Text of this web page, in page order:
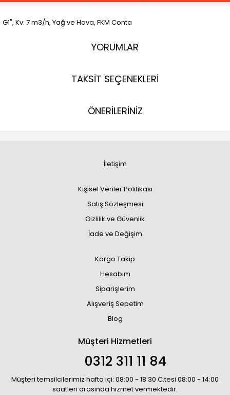
G1", Kv: 7 m3/h, Yağ ve Hava, FKM Conta
YORUMLAR
TAKSİT SEÇENEKLERİ
ÖNERİLERİNİZ
İletişim
Kişisel Veriler Politikası
Satış Sözleşmesi
Gizlilik ve Güvenlik
İade ve Değişim
Kargo Takip
Hesabım
Siparişlerim
Alışveriş Sepetim
Blog
Müşteri Hizmetleri
0312 311 11 84
Müşteri temsilcilerimiz hafta içi: 08:00 - 18:30 C.tesi 08:00 - 14:00
saatleri arasında hizmet vermektedir.